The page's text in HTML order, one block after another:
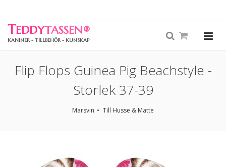
TEDDYTASSEN®
KANINER - TILLBEHÖR - KUNSKAP
Flip Flops Guinea Pig Beachstyle -
Storlek 37-39
Marsvin Till Husse & Matte